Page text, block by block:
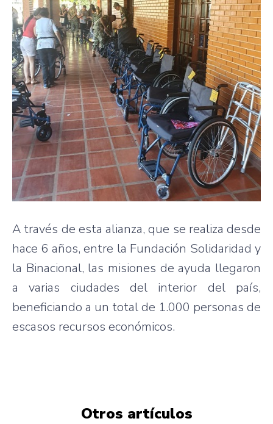
A través de esta alianza, que se realiza desde
hace 6 años, entre la Fundación Solidaridad y
la Binacional, las misiones de ayuda llegaron
a varias ciudades del interior del país,
beneficiando a un total de 1.000 personas de
escasos recursos económicos.
Otros artículos